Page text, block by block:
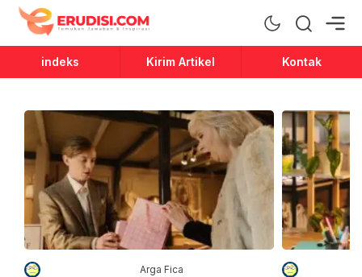
Erudisi
Temukan Jawaban dan Inspirasi
indeks Kirim Artikel Kontak
Arga Fica